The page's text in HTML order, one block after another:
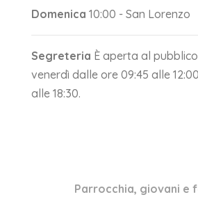
Domenica 10:00 - San Lorenzo
Segreteria È aperta al
venerdì dalle ore 09:45 alle
alle 18:30.
Parrocchia, giovani e